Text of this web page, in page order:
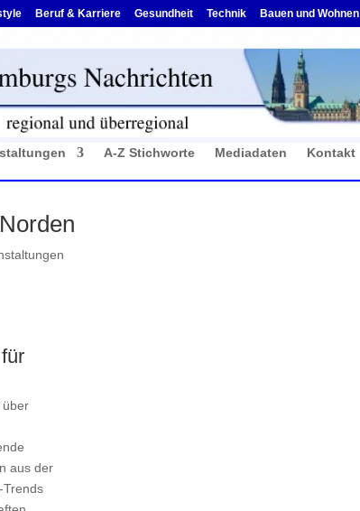
Beruf & Karriere Gesundheit Technik Bauen und Wohnen
A-Z Stichworte Mediadaten Kontakt
über
aus der
Trends